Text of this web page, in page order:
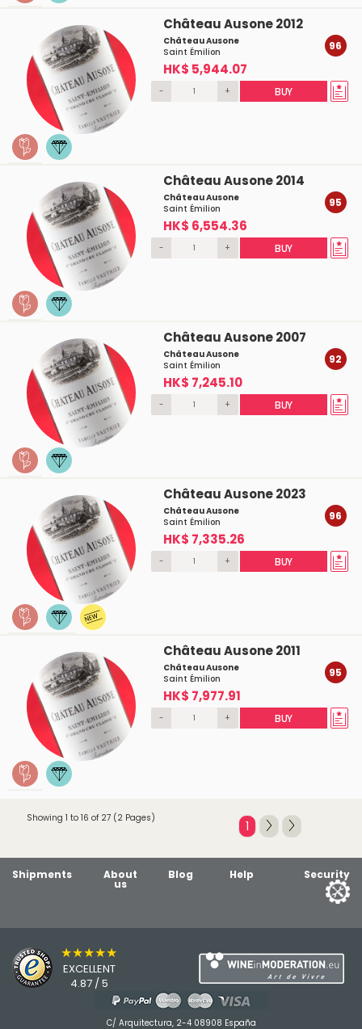
Château Ausone 2012
Château Ausone
Saint Émilion
HK$ 5,944.07
96
- + BUY
Château Ausone 2014
Château Ausone
Saint Émilion
HK$ 6,554.36
95
- + BUY
Château Ausone 2007
Château Ausone
Saint Émilion
HK$ 7,245.10
92
- + BUY
Château Ausone 2023
Château Ausone
Saint Émilion
HK$ 7,335.26
96
- + BUY
Château Ausone 2011
Château Ausone
Saint Émilion
HK$ 7,977.91
95
- + BUY
Showing 1 to 16 of 27 (2 Pages)
1
Shipments About
us
Blog Help Security
★★★★★
EXCELLENT
4.87 / 5
C/ Arquitectura, 2-4 08908 España